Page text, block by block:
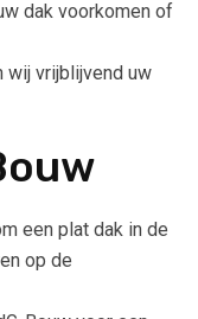
dak voorkomen of
wij vrijblijvend uw
een plat dak in de
op de